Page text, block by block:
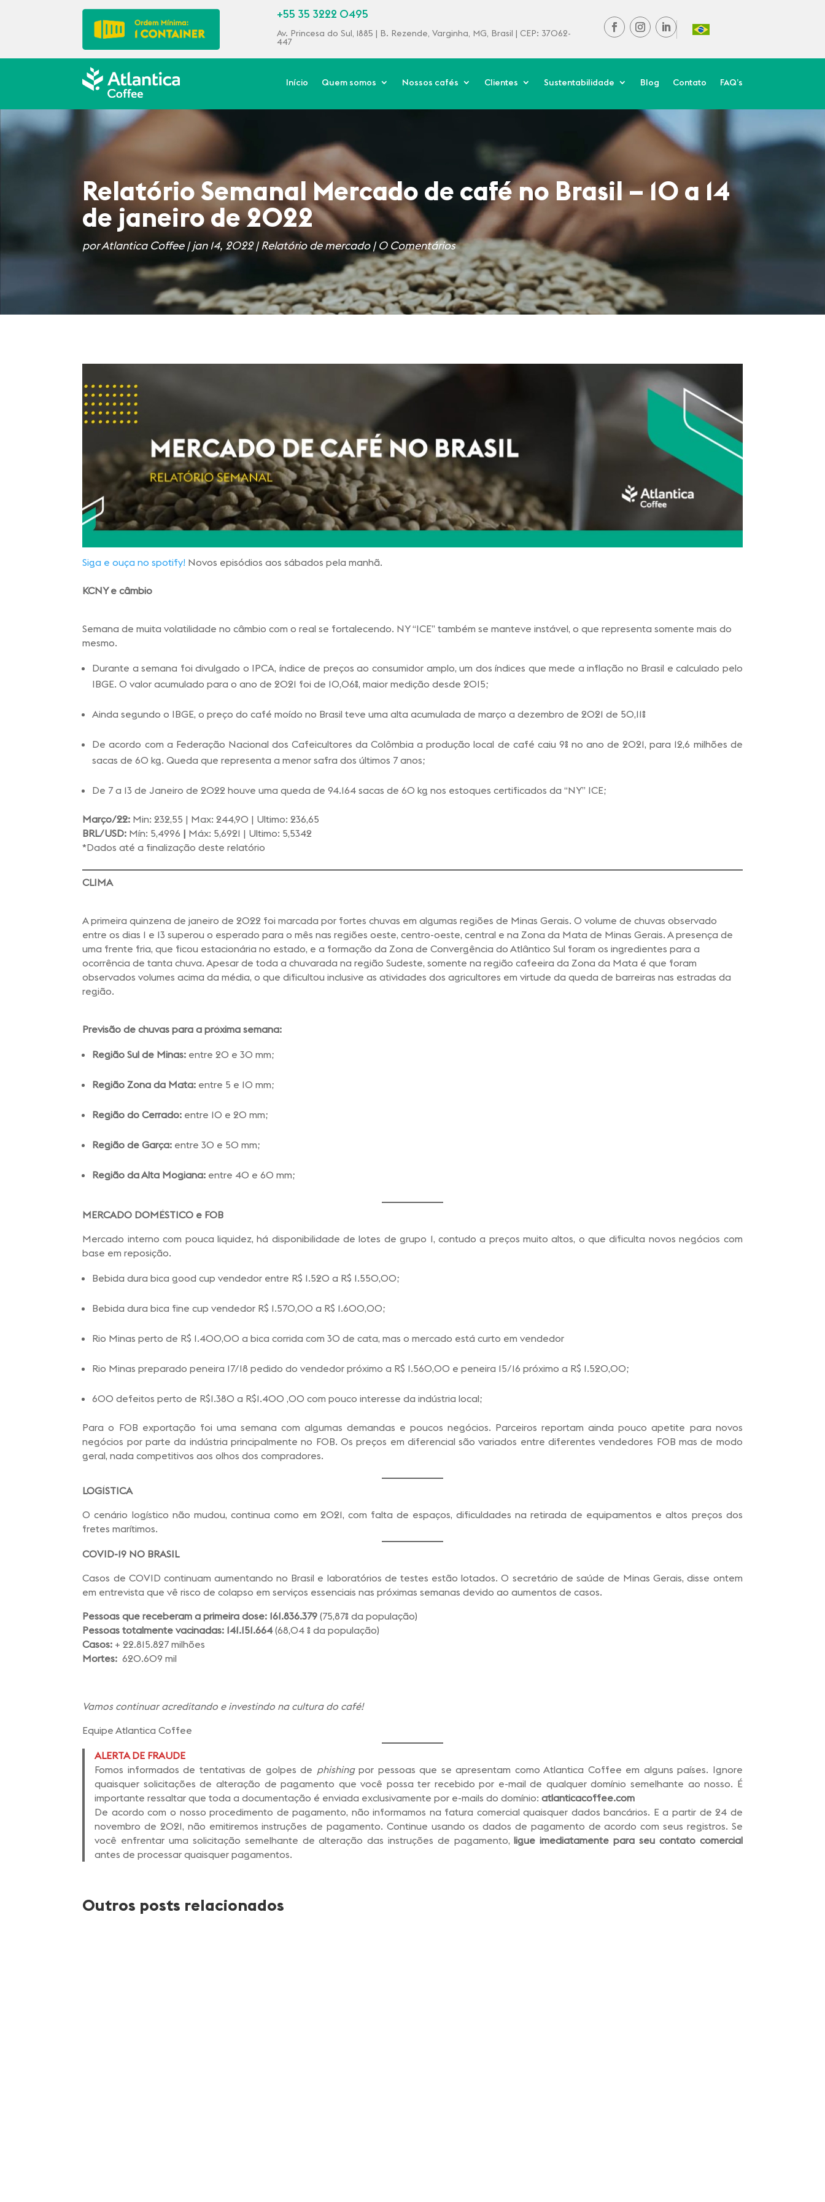
+55 35 3222 0495
Av. Princesa do Sul, 1885 | B. Rezende, Varginha, MG, Brasil | CEP: 37062-
447
Início Quem somos Nossos cafés Clientes Sustentabilidade Blog Contato FAQ’s
Relatório Semanal Mercado de café no Brasil – 10 a 14
de janeiro de 2022
porAtlantica Coffee|jan 14, 2022|Relatório de mercado|0 Comentários
Siga e ouça no spotify! Novos episódios aos sábados pela manhã.
KCNY e câmbio
Semana de muita volatilidade no câmbio com o real se fortalecendo. NY “ICE” também se manteve instável, o que representa somente mais do
mesmo.
Durante a semana foi divulgado o IPCA, índice de preços ao consumidor amplo, um dos índices que mede a inflação no Brasil e calculado pelo
IBGE. O valor acumulado para o ano de 2021 foi de 10,06%, maior medição desde 2015;
Ainda segundo o IBGE, o preço do café moído no Brasil teve uma alta acumulada de março a dezembro de 2021 de 50,11%
De acordo com a Federação Nacional dos Cafeicultores da Colômbia a produção local de café caiu 9% no ano de 2021, para 12,6 milhões de
sacas de 60 kg. Queda que representa a menor safra dos últimos 7 anos;
De 7 a 13 de Janeiro de 2022 houve uma queda de 94.164 sacas de 60 kg nos estoques certificados da “NY” ICE;
Março/22: Min: 232,55 | Max: 244,90 | Ultimo: 236,65
BRL/USD: Mín: 5,4996 | Máx: 5,6921 | Ultimo: 5,5342
*Dados até a finalização deste relatório
CLIMA
A primeira quinzena de janeiro de 2022 foi marcada por fortes chuvas em algumas regiões de Minas Gerais. O volume de chuvas observado
entre os dias 1 e 13 superou o esperado para o mês nas regiões oeste, centro-oeste, central e na Zona da Mata de Minas Gerais. A presença de
uma frente fria, que ficou estacionária no estado, e a formação da Zona de Convergência do Atlântico Sul foram os ingredientes para a
ocorrência de tanta chuva. Apesar de toda a chuvarada na região Sudeste, somente na região cafeeira da Zona da Mata é que foram
observados volumes acima da média, o que dificultou inclusive as atividades dos agricultores em virtude da queda de barreiras nas estradas da
região.
Previsão de chuvas para a próxima semana:
Região Sul de Minas: entre 20 e 30 mm;
Região Zona da Mata: entre 5 e 10 mm;
Região do Cerrado: entre 10 e 20 mm;
Região de Garça: entre 30 e 50 mm;
Região da Alta Mogiana: entre 40 e 60 mm;
MERCADO DOMÉSTICO e FOB
Mercado interno com pouca liquidez, há disponibilidade de lotes de grupo 1, contudo a preços muito altos, o que dificulta novos negócios com
base em reposição.
Bebida dura bica good cup vendedor entre R$ 1.520 a R$ 1.550,00;
Bebida dura bica fine cup vendedor R$ 1.570,00 a R$ 1.600,00;
Rio Minas perto de R$ 1.400,00 a bica corrida com 30 de cata, mas o mercado está curto em vendedor
Rio Minas preparado peneira 17/18 pedido do vendedor próximo a R$ 1.560,00 e peneira 15/16 próximo a R$ 1.520,00;
600 defeitos perto de R$1.380 a R$1.400 ,00 com pouco interesse da indústria local;
Para o FOB exportação foi uma semana com algumas demandas e poucos negócios. Parceiros reportam ainda pouco apetite para novos
negócios por parte da indústria principalmente no FOB. Os preços em diferencial são variados entre diferentes vendedores FOB mas de modo
geral, nada competitivos aos olhos dos compradores.
LOGÍSTICA
O cenário logístico não mudou, continua como em 2021, com falta de espaços, dificuldades na retirada de equipamentos e altos preços dos
fretes marítimos.
COVID-19 NO BRASIL
Casos de COVID continuam aumentando no Brasil e laboratórios de testes estão lotados. O secretário de saúde de Minas Gerais, disse ontem
em entrevista que vê risco de colapso em serviços essenciais nas próximas semanas devido ao aumentos de casos.
Pessoas que receberam a primeira dose: 161.836.379(75,87% da população)
Pessoas totalmente vacinadas: 141.151.664(68,04 % da população)
Casos: + 22.815.827 milhões
Mortes: 620.609 mil
Vamos continuar acreditando e investindo na cultura do café!
Equipe Atlantica Coffee
ALERTA DE FRAUDE
Fomos informados de tentativas de golpes de phishingpor pessoas que se apresentam como Atlantica Coffee em alguns países. Ignore
quaisquer solicitações de alteração de pagamento que você possa ter recebido por e-mail de qualquer domínio semelhante ao nosso. É
importante ressaltar que toda a documentação é enviada exclusivamente por e-mails do domínio: atlanticacoffee.com
De acordo com o nosso procedimento de pagamento, não informamos na fatura comercial quaisquer dados bancários. E a partir de 24 de
novembro de 2021, não emitiremos instruções de pagamento. Continue usando os dados de pagamento de acordo com seus registros. Se
você enfrentar uma solicitação semelhante de alteração das instruções de pagamento,ligue imediatamente para seu contato comercial
antes de processar quaisquer pagamentos.
Outros posts relacionados